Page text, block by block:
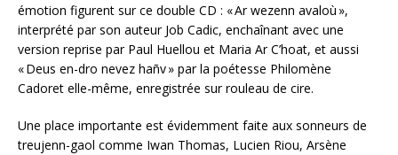
émotion figurent sur ce double CD : « Ar wezenn avaloù »,
interprété par son auteur Job Cadic, enchaînant avec une
version reprise par Paul Huellou et Maria Ar C’hoat, et aussi
« Deus en-dro nevez hañv » par la poétesse Philomène
Cadoret elle-même, enregistrée sur rouleau de cire.
Une place importante est évidemment faite aux sonneurs de
treujenn-gaol comme Iwan Thomas, Lucien Riou, Arsène